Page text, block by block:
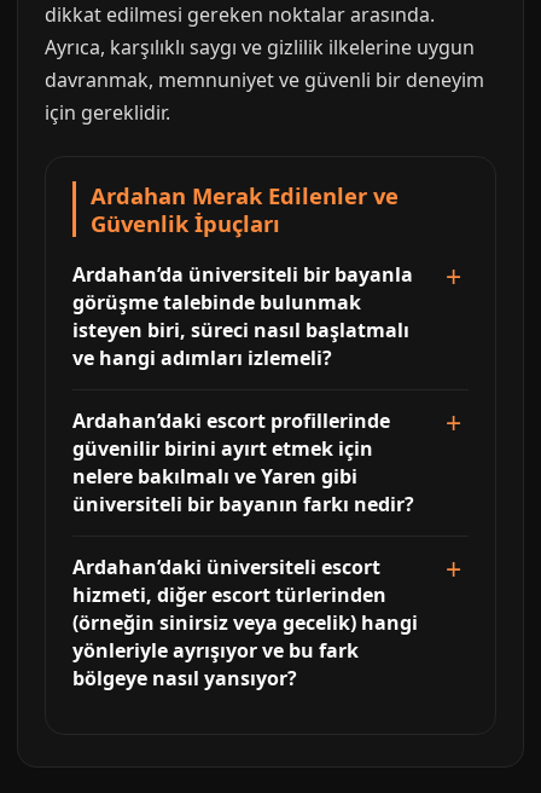
dikkat edilmesi gereken noktalar arasında.
Ayrıca, karşılıklı saygı ve gizlilik ilkelerine uygun
davranmak, memnuniyet ve güvenli bir deneyim
için gereklidir.
Ardahan Merak Edilenler ve
Güvenlik İpuçları
Ardahan’da üniversiteli bir bayanla
görüşme talebinde bulunmak
isteyen biri, süreci nasıl başlatmalı
ve hangi adımları izlemeli?
Ardahan’daki escort profillerinde
güvenilir birini ayırt etmek için
nelere bakılmalı ve Yaren gibi
üniversiteli bir bayanın farkı nedir?
Ardahan’daki üniversiteli escort
hizmeti, diğer escort türlerinden
(örneğin sinirsiz veya gecelik) hangi
yönleriyle ayrışıyor ve bu fark
bölgeye nasıl yansıyor?